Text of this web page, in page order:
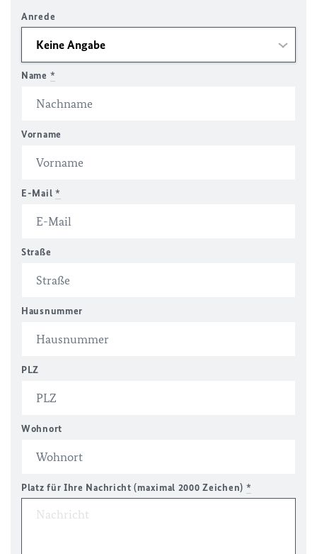
Anrede
Name *
Vorname
E-Mail *
Straße
Hausnummer
PLZ
Wohnort
Platz für Ihre Nachricht (maximal 2000 Zeichen) *